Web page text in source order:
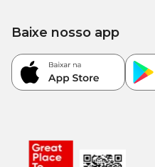
Baixe nosso app